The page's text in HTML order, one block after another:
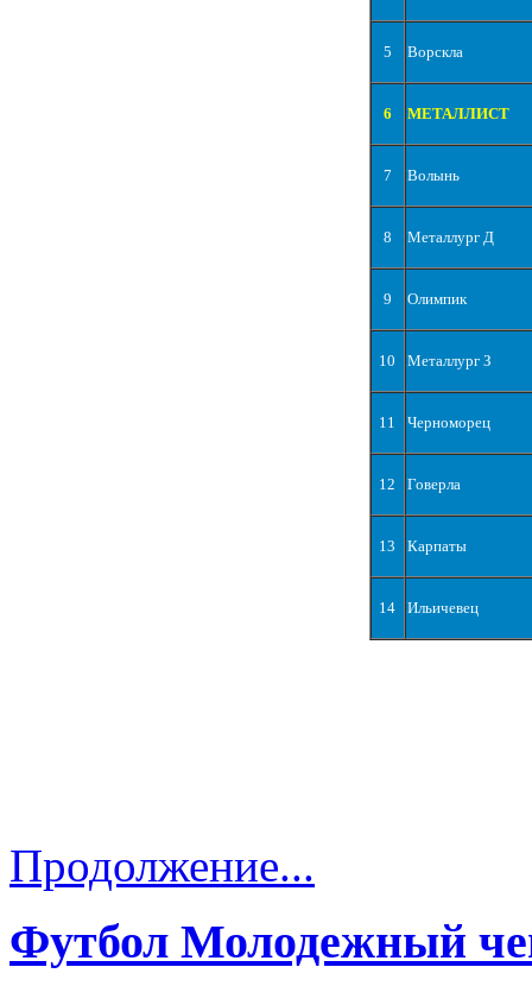
5 Ворскла
6 МЕТАЛЛИСТ
7 Волынь
8 Металлург Д
9 Олимпик
10 Металлург З
11 Черноморец
12 Говерла
13 Карпаты
14 Ильичевец
Продолжение...
Футбол Молодежный